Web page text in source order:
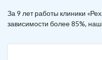
За 9 лет работы клиники
зависимости более 85%,